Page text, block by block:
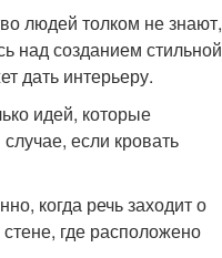
людей толком не знают,
над созданием стильной
дать интерьеру.
идей, которые
если кровать
когда речь заходит о
где расположено